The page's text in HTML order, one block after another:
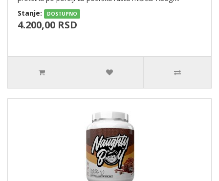
Stanje:
DOSTUPNO
4.200,00 RSD